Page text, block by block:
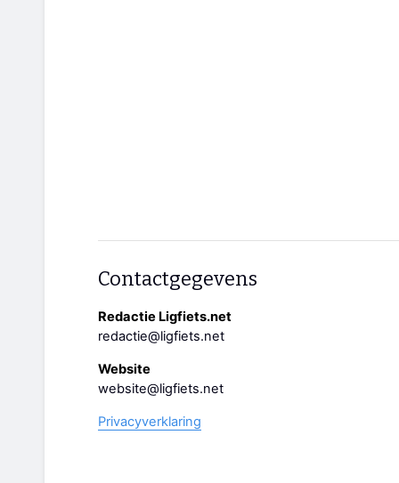
Contactgegevens
Redactie Ligfiets.net
redactie@ligfiets.net
Website
website@ligfiets.net
Privacyverklaring